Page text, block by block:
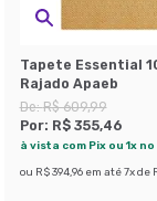
Tapete Essential
Rajado Apaeb
De:R$ 609,99
Por: R$ 355,46
à vista com Pix ou 1x
ou R$ 394,96 em até 7x de